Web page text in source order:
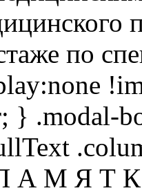
по
} .modal-
А М Я Т К